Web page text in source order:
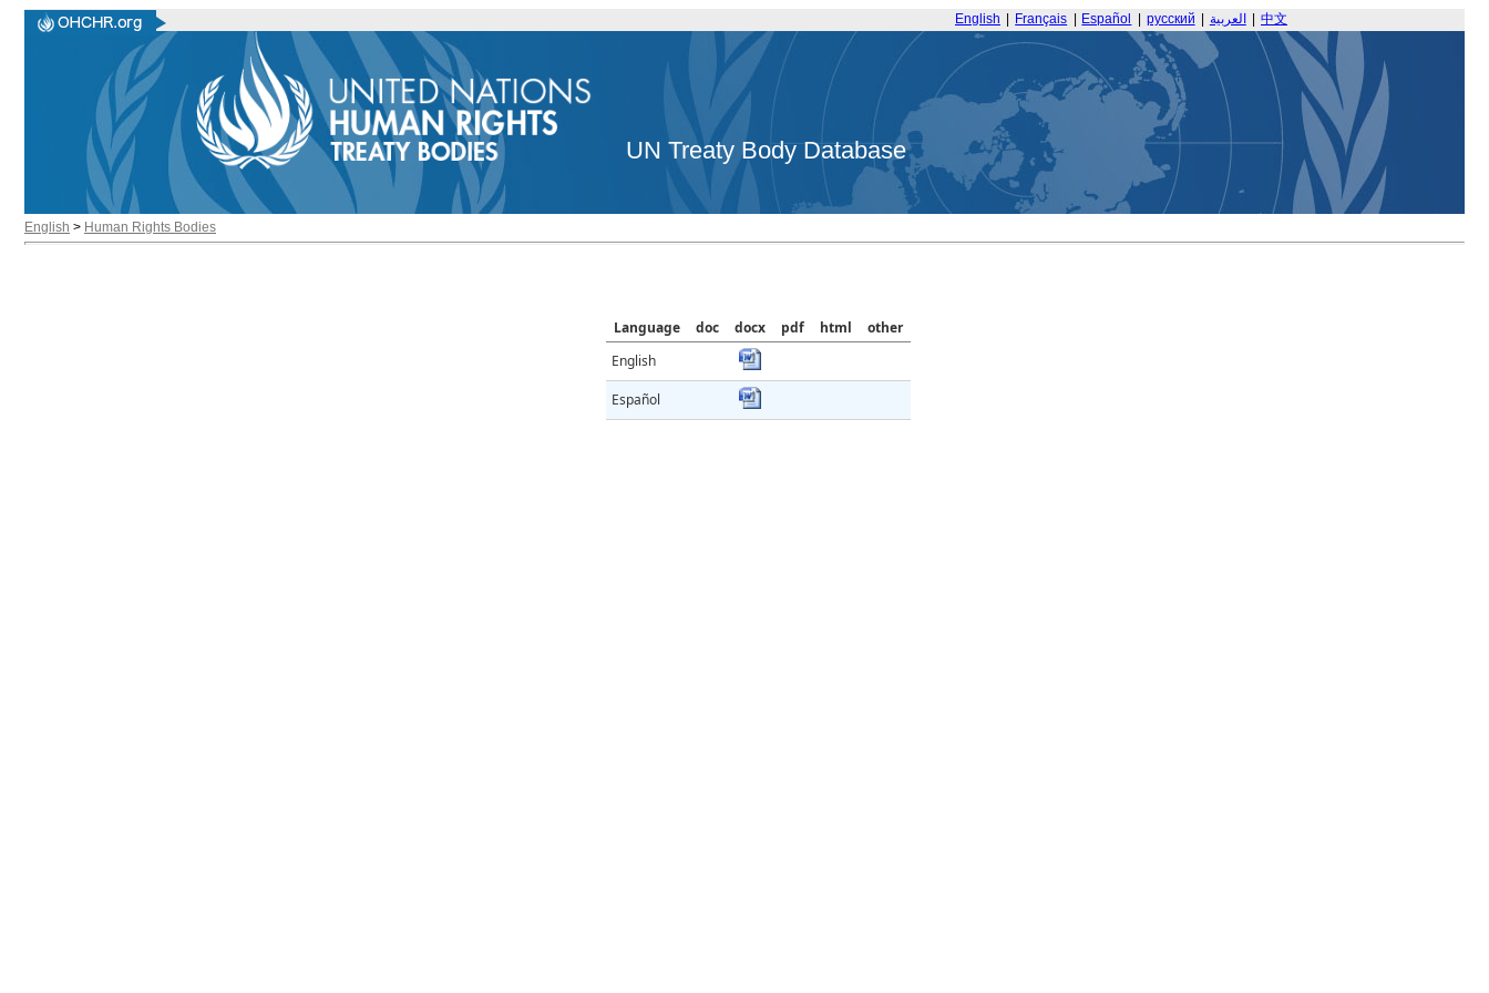
English Français Español русский العربية 中文
UN Treaty Body Database
English > Human Rights Bodies
Language doc docx pdf html
other
English
Español